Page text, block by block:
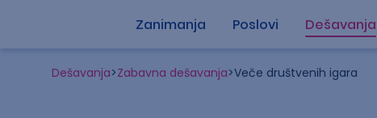
Zanimanja Poslovi Dešavanja
Dešavanja>Zabavna dešavanja>Veče društvenih igara